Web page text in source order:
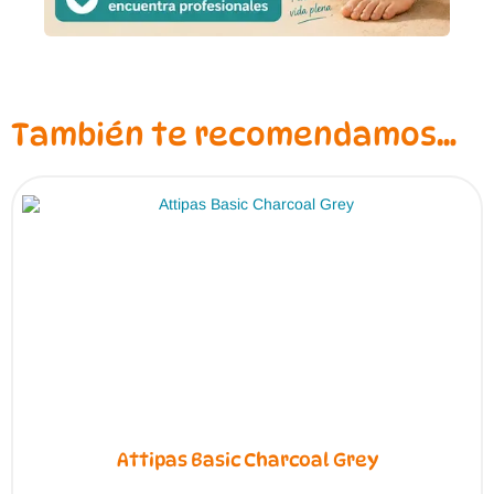
También te recomendamos…
Attipas Basic Charcoal Grey